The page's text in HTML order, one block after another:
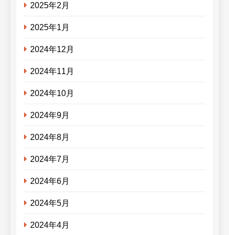
2025年2月
2025年1月
2024年12月
2024年11月
2024年10月
2024年9月
2024年8月
2024年7月
2024年6月
2024年5月
2024年4月